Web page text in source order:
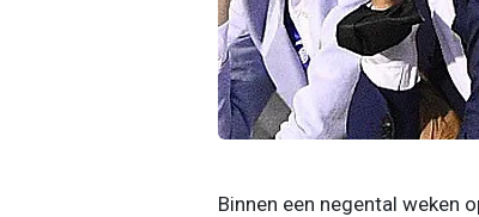
Binnen een negental weken